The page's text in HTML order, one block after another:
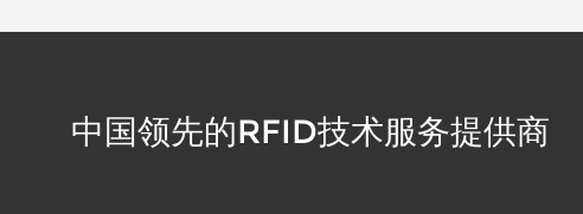
中国领先的RFID技术服务提供商